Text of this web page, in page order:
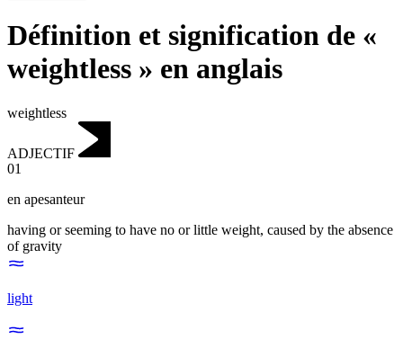
Définition et signification de «
weightless » en anglais
weightless
ADJECTIF
01
en apesanteur
having or seeming to have no or little weight, caused by the absence
of gravity
light